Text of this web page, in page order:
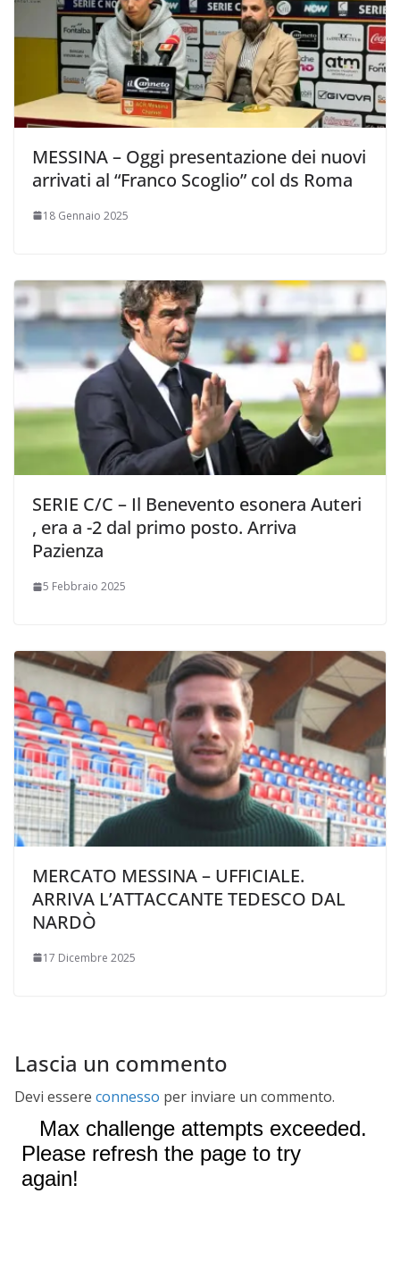
MESSINA – Oggi presentazione dei nuovi
arrivati al “Franco Scoglio” col ds Roma
18 Gennaio 2025
SERIE C/C – Il Benevento esonera Auteri
, era a -2 dal primo posto. Arriva
Pazienza
5 Febbraio 2025
MERCATO MESSINA – UFFICIALE.
ARRIVA L’ATTACCANTE TEDESCO DAL
NARDÒ
17 Dicembre 2025
Lascia un commento
Devi essere connesso per inviare un commento.